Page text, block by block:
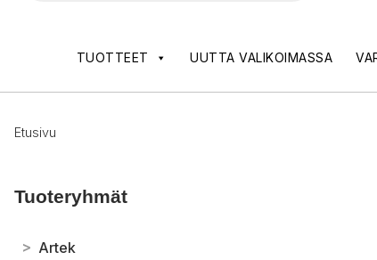
TUOTTEET UUTTA VALIKOIMASSA
Etusivu
Tuoteryhmät
> Artek